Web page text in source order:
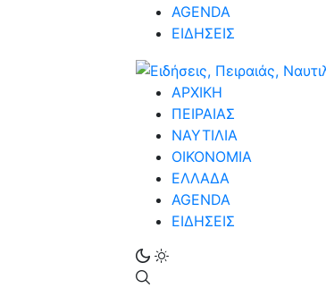
AGENDA
ΕΙΔΗΣΕΙΣ
ΑΡΧΙΚΗ
ΠΕΙΡΑΙΑΣ
ΝΑΥΤΙΛΙΑ
ΟΙΚΟΝΟΜΙΑ
ΕΛΛΑΔΑ
AGENDA
ΕΙΔΗΣΕΙΣ